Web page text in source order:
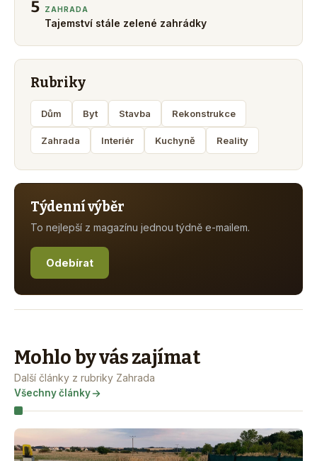
5 ZAHRADA
Tajemství stále zelené zahrádky
Rubriky
Dům Byt Stavba Rekonstrukce
Zahrada Interiér Kuchyně Reality
Týdenní výběr
To nejlepší z magazínu jednou týdně e-mailem.
Odebírat
Mohlo by vás zajímat
Další články z rubriky Zahrada
Všechny články